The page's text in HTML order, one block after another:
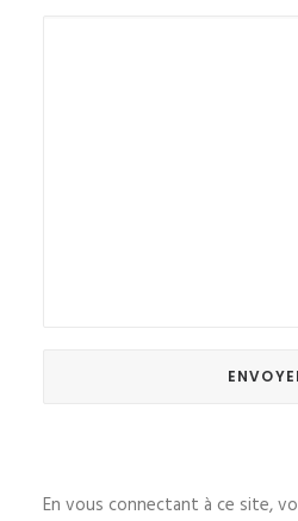
En vous connectant à ce site,